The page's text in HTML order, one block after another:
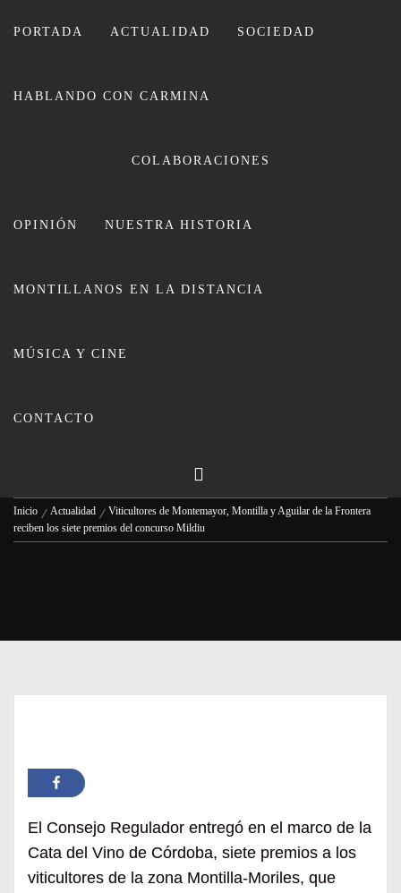
PORTADA ACTUALIDAD SOCIEDAD
HABLANDO CON CARMINA
COLABORACIONES
OPINIÓN NUESTRA HISTORIA
MONTILLANOS EN LA DISTANCIA
MÚSICA Y CINE
CONTACTO
CARMINA LEIVA
Viticultores de Montemayor,
concurso Mildiu
Carmina Leiva
Inicio Actualidad
Viticultores de Montemayor, Montilla y Aguilar de la Frontera
reciben los siete premios del concurso Mildiu
El Consejo Regulador entregó en el marco de la
Cata del Vino de Córdoba, siete premios a los
viticultores de la zona Montilla-Moriles, que